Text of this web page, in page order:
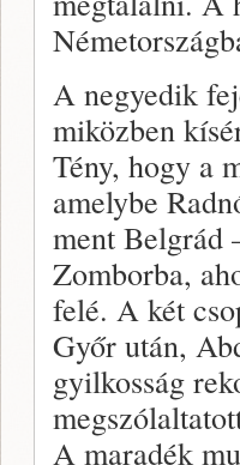
A negyedik
miközben
Tény, hogy a
amelybe
ment Belgrád
Zomborba,
felé. A két
Győr után,
gyilkosság
A maradék